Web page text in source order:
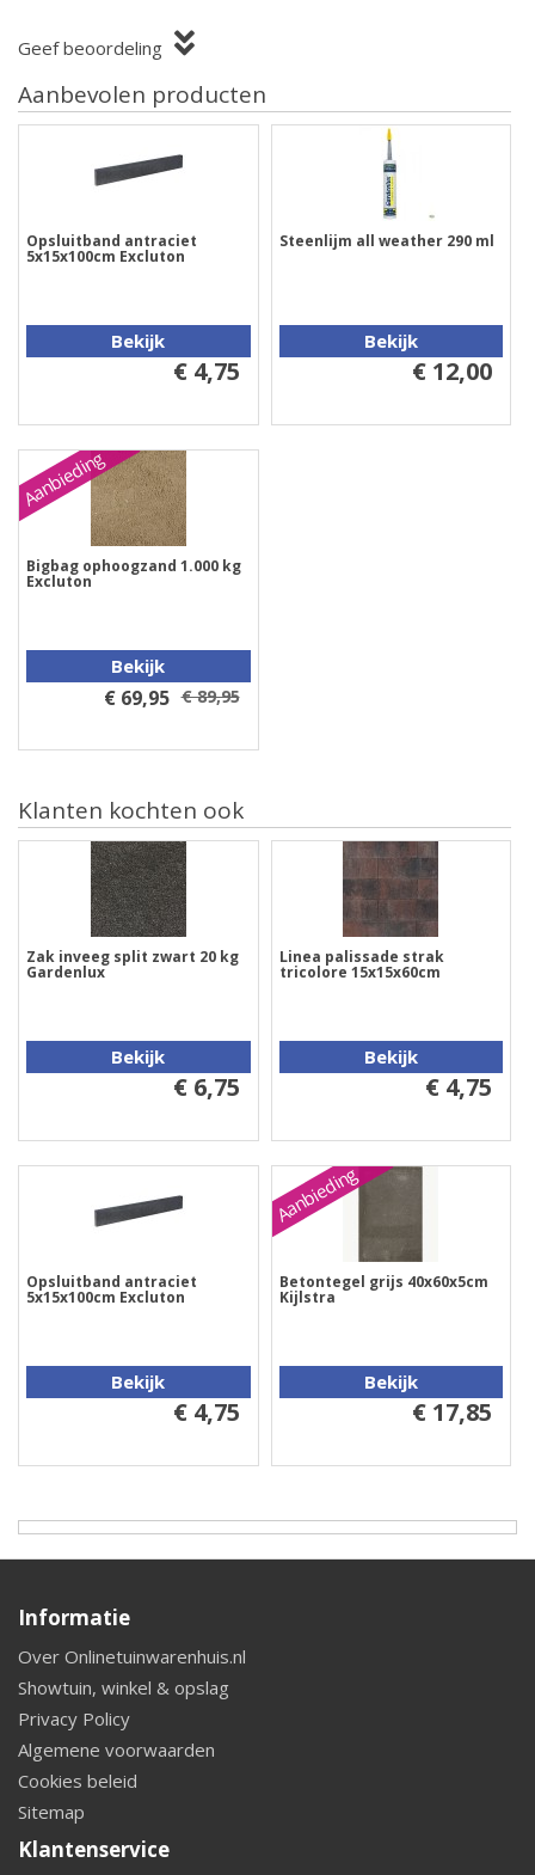
Geef beoordeling
Aanbevolen producten
Opsluitband antraciet
5x15x100cm Excluton
Bekijk
€ 4,75
Steenlijm all weather 290 ml
Bekijk
€ 12,00
Aanbieding
Bigbag ophoogzand 1.000 kg
Excluton
Bekijk
€ 69,95 € 89,95
Klanten kochten ook
Zak inveeg split zwart 20 kg
Gardenlux
Bekijk
€ 6,75
Linea palissade strak
tricolore 15x15x60cm
Bekijk
€ 4,75
Opsluitband antraciet
5x15x100cm Excluton
Bekijk
€ 4,75
Aanbieding
Betontegel grijs 40x60x5cm
Kijlstra
Bekijk
€ 17,85
Informatie
Over Onlinetuinwarenhuis.nl
Showtuin, winkel & opslag
Privacy Policy
Algemene voorwaarden
Cookies beleid
Sitemap
Klantenservice